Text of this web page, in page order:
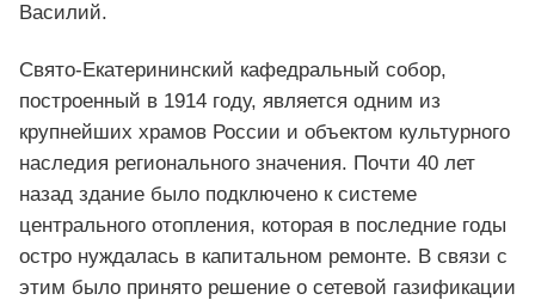
Василий.
Свято-Екатерининский кафедральный собор,
построенный в 1914 году, является одним из
крупнейших храмов России и объектом культурного
наследия регионального значения. Почти 40 лет
назад здание было подключено к системе
центрального отопления, которая в последние годы
остро нуждалась в капитальном ремонте. В связи с
этим было принято решение о сетевой газификации